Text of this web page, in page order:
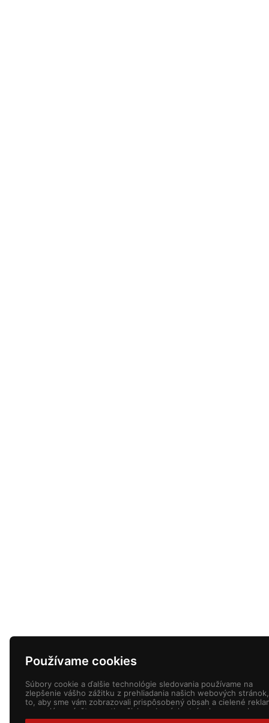
Používame cookies
Súbory cookie a ďalšie technológie sledovania používame na
zlepšenie vášho zážitku z prehliadania našich webových
to, aby sme vám zobrazovali prispôsobený obsah a cielené
na analýzu návštevnosti našich webových stránok a na
toho, odkiaľ naši návštevníci prichádzajú.